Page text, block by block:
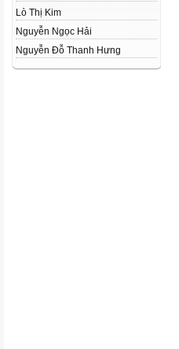
Lò Thị Kim
Nguyễn Ngọc Hải
Nguyễn Đỗ Thanh Hưng